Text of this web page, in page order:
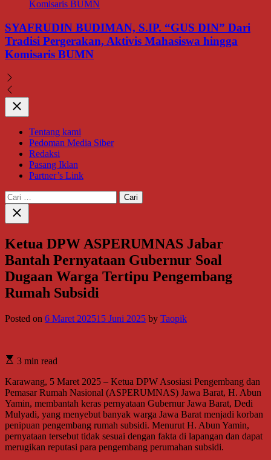
SYAFRUDIN BUDIMAN, S.IP. “GUS DIN” Dari
Tradisi Pergerakan, Aktivis Mahasiswa hingga
Komisaris BUMN
Close
Tentang kami
Pedoman Media Siber
Redaksi
Pasang Iklan
Partner’s Link
Cari
untuk:
Close
search
Ketua DPW ASPERUMNAS Jabar
Bantah Pernyataan Gubernur Soal
Dugaan Warga Tertipu Pengembang
Rumah Subsidi
Posted on 6 Maret 202515 Juni 2025 by Taopik
3 min read
Karawang, 5 Maret 2025 – Ketua DPW Asosiasi Pengembang dan
Pemasar Rumah Nasional (ASPERUMNAS) Jawa Barat, H. Abun
Yamin, membantah keras pernyataan Gubernur Jawa Barat, Dedi
Mulyadi, yang menyebut banyak warga Jawa Barat menjadi korban
penipuan pengembang rumah subsidi. Menurut H. Abun Yamin,
pernyataan tersebut tidak sesuai dengan fakta di lapangan dan dapat
merugikan reputasi para pengembang perumahan subsidi.